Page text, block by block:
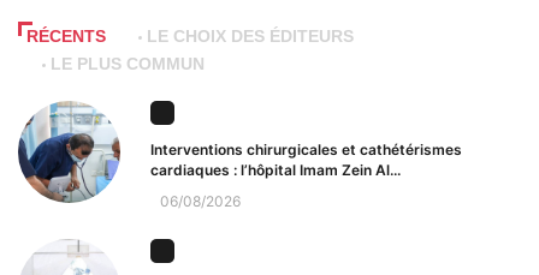
RÉCENTS
LE CHOIX DES ÉDITEURS
LE PLUS COMMUN
Interventions chirurgicales et cathétérismes
cardiaques : l’hôpital Imam Zein Al...
06/08/2026